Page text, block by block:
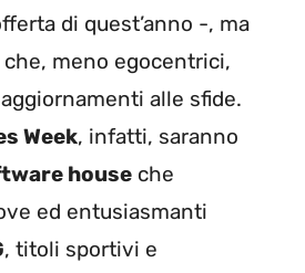
di quest’anno -, ma
meno egocentrici,
alle sfide.
Week, infatti, saranno
house che
ed entusiasmanti
, titoli sportivi e